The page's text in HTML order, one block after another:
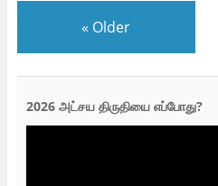
« Older
2026 அட்சய திருதியை எப்போது?